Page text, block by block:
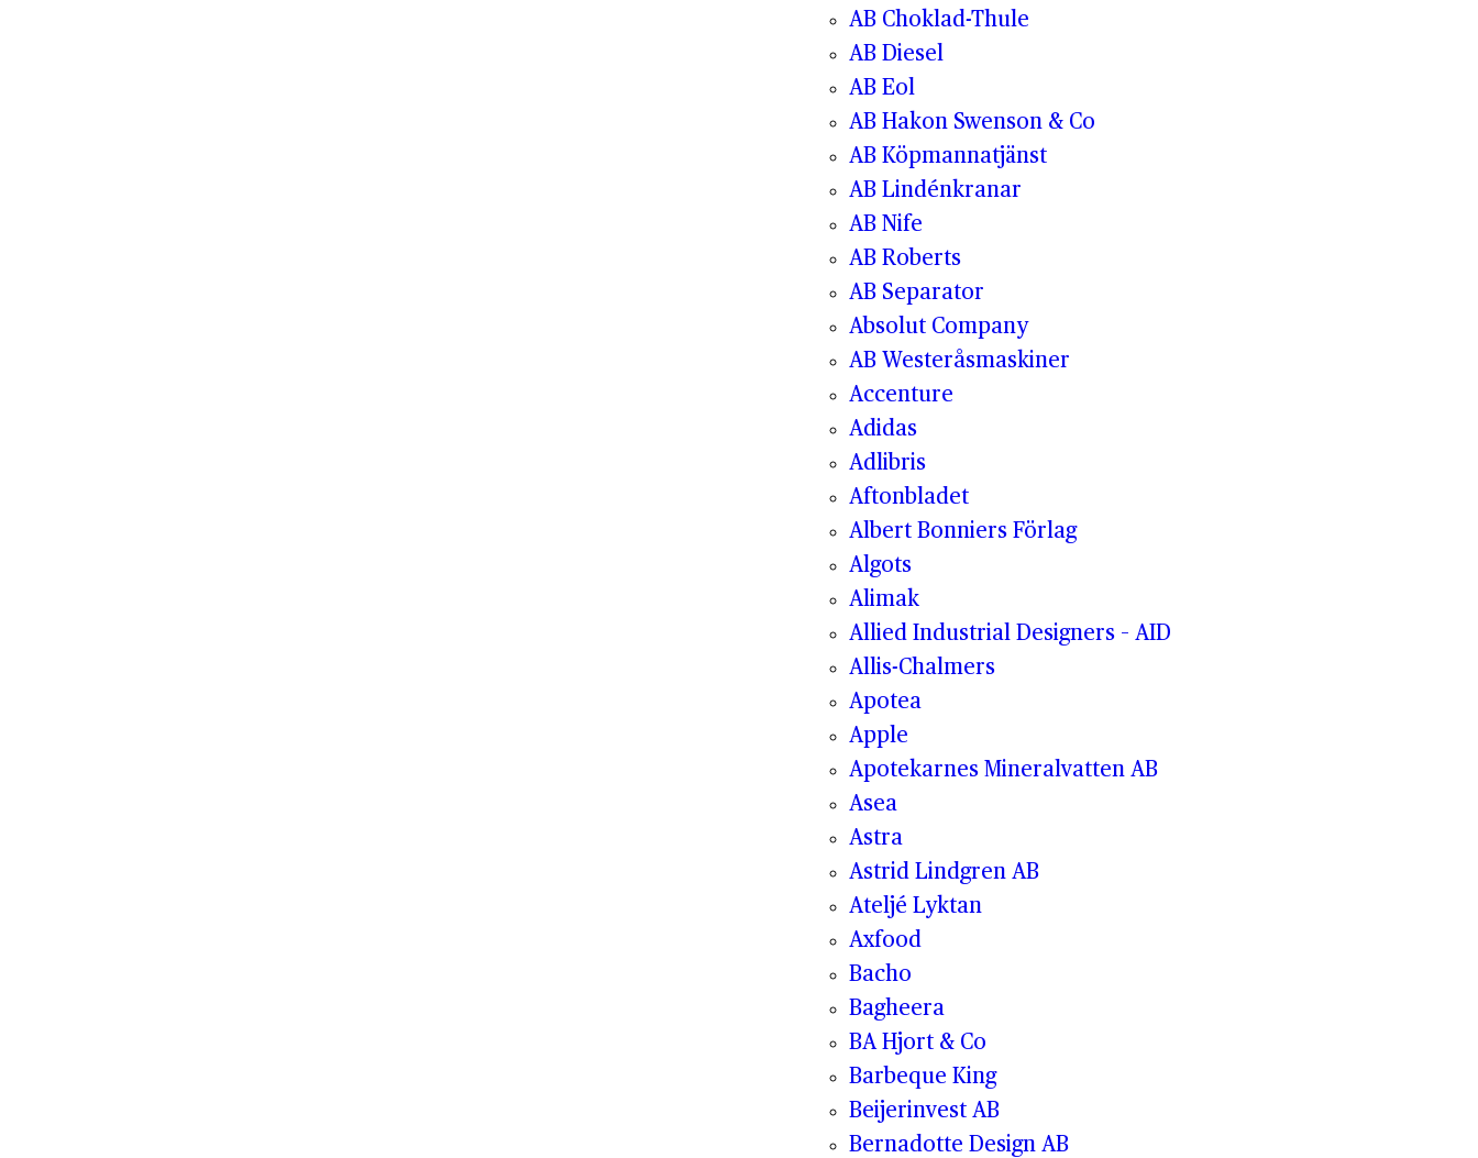
AB Choklad-Thule
AB Diesel
AB Eol
AB Hakon Swenson & Co
AB Köpmannatjänst
AB Lindénkranar
AB Nife
AB Roberts
AB Separator
Absolut Company
AB Westeråsmaskiner
Accenture
Adidas
Adlibris
Aftonbladet
Albert Bonniers Förlag
Algots
Alimak
Allied Industrial Designers – AID
Allis-Chalmers
Apotea
Apple
Apotekarnes Mineralvatten AB
Asea
Astra
Astrid Lindgren AB
Ateljé Lyktan
Axfood
Bacho
Bagheera
BA Hjort & Co
Barbeque King
Beijerinvest AB
Bernadotte Design AB